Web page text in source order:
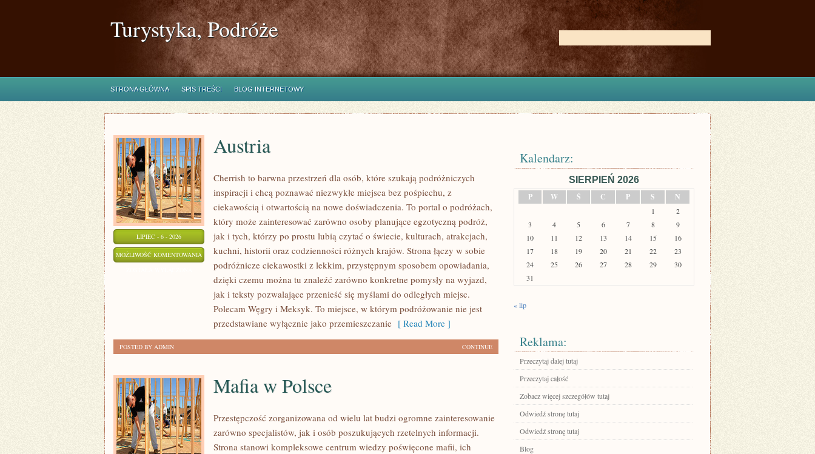
Turystyka, Podróże
STRONA GŁÓWNA SPIS TREŚCI BLOG INTERNETOWY
LIPIEC - 6 - 2026
MOŻLIWOŚĆ KOMENTOWANIA AUSTRIA
Austria
Cherrish to barwna przestrzeń dla osób, które szukają podróżniczych
inspiracji i chcą poznawać niezwykłe miejsca bez pośpiechu, z
ciekawością i otwartością na nowe doświadczenia. To portal o podróżach,
który może zainteresować zarówno osoby planujące egzotyczną podróż,
jak i tych, którzy po prostu lubią czytać o świecie, kulturach, atrakcjach,
kuchni, historii oraz codzienności różnych krajów. Strona łączy w sobie
podróżnicze ciekawostki z lekkim, przystępnym sposobem opowiadania,
dzięki czemu można tu znaleźć zarówno konkretne pomysły na wyjazd,
jak i teksty pozwalające przenieść się myślami do odległych miejsc.
Polecam Węgry i Meksyk. To miejsce, w którym podróżowanie nie jest
przedstawiane wyłącznie jako przemieszczanie [ Read More ]
CONTINUE
POSTED BY ADMIN
Mafia w Polsce
Przestępczość zorganizowana od wielu lat budzi ogromne zainteresowanie
zarówno specjalistów, jak i osób poszukujących rzetelnych informacji.
Strona stanowi kompleksowe centrum wiedzy poświęcone mafii, ich
Kalendarz:
SIERPIEŃ 2026
P
W Ś C P S N
1
2
3
4 5 6 7 8
9
10
11 12 13 14 15
16
17
18 19 20 21 22
23
24
25 26 27 28 29
30
31
« lip
Reklama:
Przeczytaj dalej tutaj
Przeczytaj całość
Zobacz więcej szczegółów tutaj
Odwiedź stronę tutaj
Odwiedź stronę tutaj
Blog